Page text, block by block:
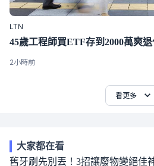
LTN
2小時前
看更多
大家都在看
舊牙刷先別丟！3招讓廢物變絕佳